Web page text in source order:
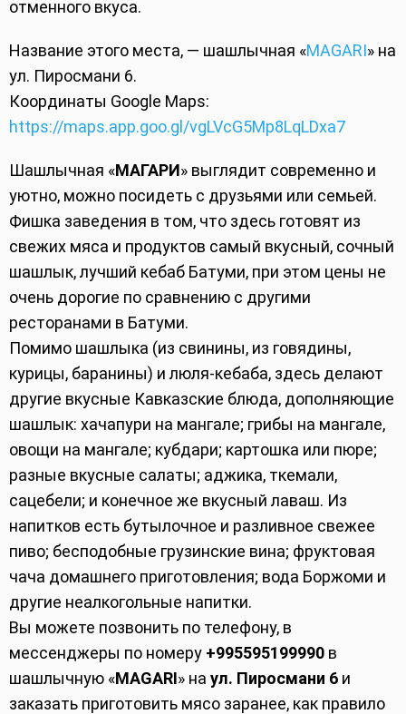
отменного вкуса.
Название этого места, — шашлычная «MAGARI» на
ул. Пиросмани 6.
Координаты Google Maps:
https://maps.app.goo.gl/vgLVcG5Mp8LqLDxa7
Шашлычная «МАГАРИ» выглядит современно и
уютно, можно посидеть с друзьями или семьей.
Фишка заведения в том, что здесь готовят из
свежих мяса и продуктов самый вкусный, сочный
шашлык, лучший кебаб Батуми, при этом цены не
очень дорогие по сравнению с другими
ресторанами в Батуми.
Помимо шашлыка (из свинины, из говядины,
курицы, баранины) и люля-кебаба, здесь делают
другие вкусные Кавказские блюда, дополняющие
шашлык: хачапури на мангале; грибы на мангале,
овощи на мангале; кубдари; картошка или пюре;
разные вкусные салаты; аджика, ткемали,
сацебели; и конечное же вкусный лаваш. Из
напитков есть бутылочное и разливное свежее
пиво; бесподобные грузинские вина; фруктовая
чача домашнего приготовления; вода Боржоми и
другие неалкогольные напитки.
Вы можете позвонить по телефону, в
мессенджеры по номеру +995595199990 в
шашлычную «MAGARI» на ул. Пиросмани 6 и
заказать приготовить мясо заранее, как правило